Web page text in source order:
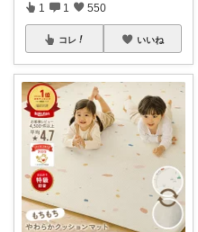
1 1 550
コレ いいね